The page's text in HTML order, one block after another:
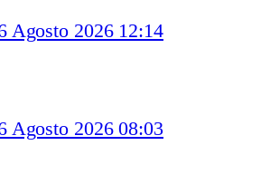
Agosto 2026 12:14
Agosto 2026 08:03